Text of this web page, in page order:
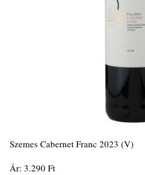
Szemes Cabernet Franc 2023 (V)
Ár: 3.290 Ft